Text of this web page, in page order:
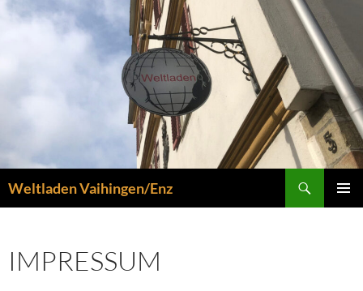
Zum
Inhalt
Weltladen Vaihingen/Enz
IMPRESSUM